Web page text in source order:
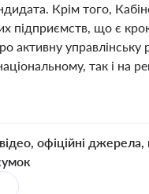
Крім того,
підприємств, що є
активну управлінську
так і на
офіційні джерела,